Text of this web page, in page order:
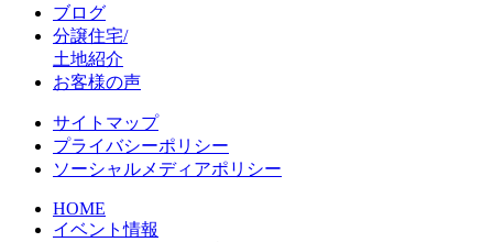
ブログ
分譲住宅/
土地紹介
お客様の声
サイトマップ
プライバシーポリシー
ソーシャルメディアポリシー
HOME
イベント情報